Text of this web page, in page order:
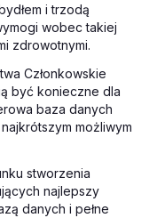
i trzodą
wobec takiej
zdrowotnymi.
Członkowskie
być konieczne dla
baza danych
możliwym
stworzenia
najlepszy
danych i pełne